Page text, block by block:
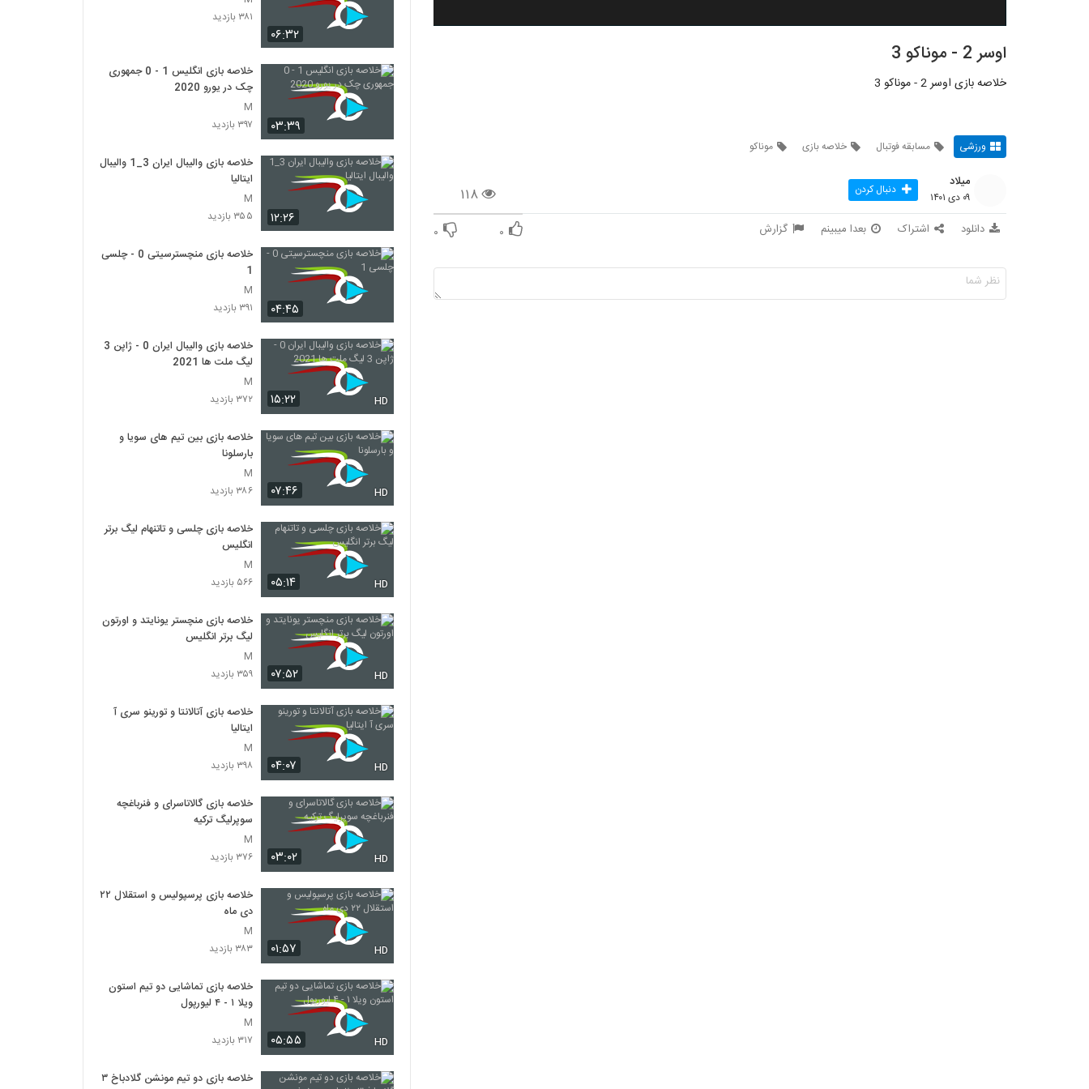
اوسر 2 - موناکو 3
خلاصه بازی اوسر 2 - موناکو 3
ورزشی مسابقه فوتبال خلاصه بازی موناکو
۱۱۸
میلاد
۰۹ دی ۱۴۰۱ دنبال کردن
دانلود اشتراک بعدا میبینم گزارش ۰ ۰
۰۶:۳۲
۳۸۱ بازدید
۰۳:۳۹
خلاصه بازی انگلیس 1 - 0 جمهوری
چک در یورو 2020
M
۳۹۷ بازدید
۱۲:۲۶
خلاصه بازی والیبال ایران 3_1 والیبال
ایتالیا
M
۳۵۵ بازدید
۰۴:۴۵
خلاصه بازی منچسترسیتی 0 - چلسی
1
M
۳۹۱ بازدید
۱۵:۲۲ HD
خلاصه بازی والیبال ایران 0 - ژاپن 3
لیگ ملت ها 2021
M
۳۷۲ بازدید
۰۷:۴۶ HD
خلاصه بازی بین تیم های سویا و
بارسلونا
M
۳۸۶ بازدید
۰۵:۱۴ HD
خلاصه بازی چلسی و تاتنهام لیگ برتر
انگلیس
M
۵۶۶ بازدید
۰۷:۵۲ HD
خلاصه بازی منچستر یونایتد و اورتون
لیگ برتر انگلیس
M
۳۵۹ بازدید
۰۴:۰۷ HD
خلاصه بازی آتالانتا و تورینو سری آ
ایتالیا
M
۳۹۸ بازدید
۰۳:۰۲ HD
خلاصه بازی گالاتاسرای و فنرباغچه
سوپرلیگ ترکیه
M
۳۷۶ بازدید
۰۱:۵۷ HD
خلاصه بازی پرسپولیس و استقلال ۲۲
دی ماه
M
۳۸۳ بازدید
۰۵:۵۵ HD
خلاصه بازی تماشایی دو تیم استون
ویلا ۱ - ۴ لیورپول
M
۳۱۷ بازدید
خلاصه بازی دو تیم مونشن گلادباخ ۳